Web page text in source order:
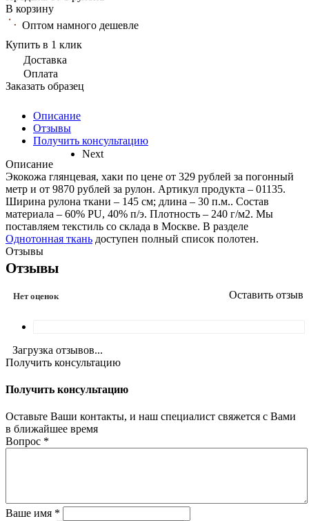
Next
В корзину
Оптом намного дешевле
Купить в 1 клик
Доставка
Оплата
Заказать образец
Описание
Отзывы
Получить консультацию
Описание
Экокожа глянцевая, хаки по цене от 329 рублей за погонный
метр и от 9870 рублей за рулон. Артикул продукта – 01135.
Ширина рулона ткани – 145 см; длина – 30 п.м.. Состав
материала – 60% PU, 40% п/э. Плотность – 240 г/м2. Мы
поставляем текстиль со склада в Москве. В разделе
Однотонная ткань доступен полный список полотен.
Отзывы
Отзывы
Нет оценок Оставить отзыв
Загрузка отзывов...
Получить консультацию
Получить консультацию
Оставьте Ваши контакты, и наш специалист свяжется с Вами
в ближайшее время
Вопрос *
Ваше имя *